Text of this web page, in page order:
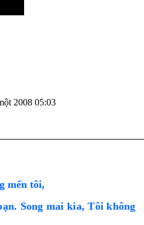
2008 05:03
mến tôi,
Song mai kia, Tôi không